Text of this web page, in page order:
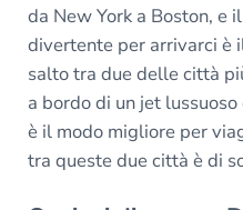
da New York a Boston, e
divertente per arrivarci è
salto tra due delle città
a bordo di un jet
è il modo migliore per
tra queste due città è di